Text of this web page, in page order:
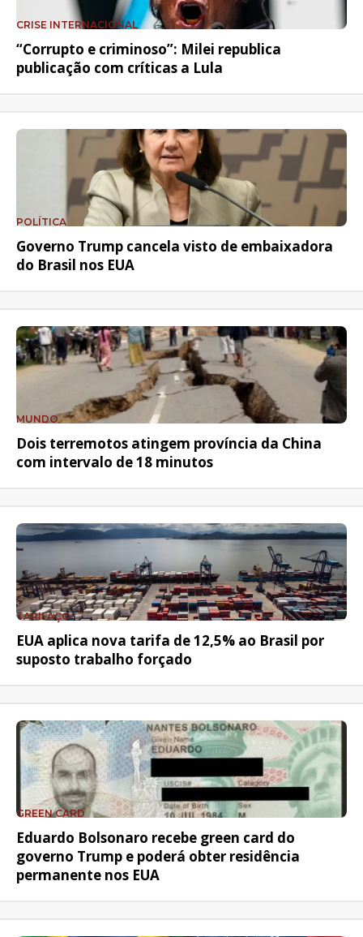
CRISE INTERNACIONAL
“Corrupto e criminoso”: Milei republica
publicação com críticas a Lula
POLÍTICA
Governo Trump cancela visto de embaixadora
do Brasil nos EUA
MUNDO
Dois terremotos atingem província da China
com intervalo de 18 minutos
TARIFAÇO
EUA aplica nova tarifa de 12,5% ao Brasil por
suposto trabalho forçado
GREEN CARD
Eduardo Bolsonaro recebe green card do
governo Trump e poderá obter residência
permanente nos EUA